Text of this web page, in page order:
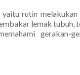
rutin
lemak tubuh,
gerakan-